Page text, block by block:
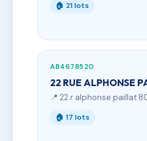
🏠 21 lots
AB4678520
22 RUE ALPHONSE
📍 22 r alphonse paillat
🏠 17 lots